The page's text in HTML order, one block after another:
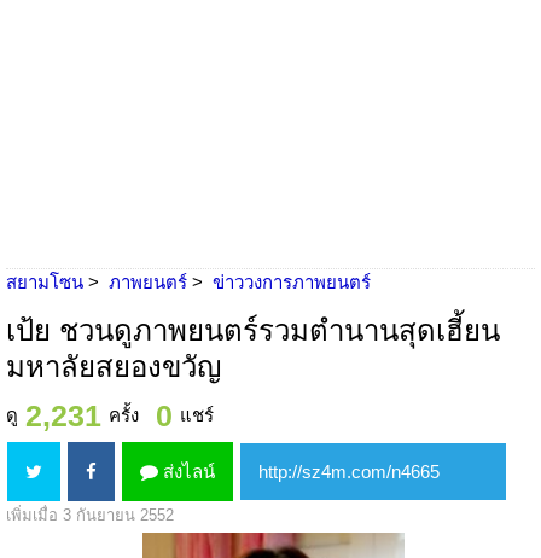
สยามโซน ภาพยนตร์ ข่าววงการภาพยนตร์
เป้ย ชวนดูภาพยนตร์รวมตำนานสุดเฮี้ยน
มหาลัยสยองขวัญ
ดู 2,231 ครั้ง 0 แชร์
ส่งไลน์
เพิ่มเมื่อ 3 กันยายน 2552